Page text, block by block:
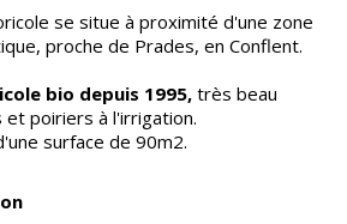
se situe à proximité d'une zone
proche de Prades, en Conflent.
bio depuis 1995, très beau
poiriers à l'irrigation.
surface de 90m2.